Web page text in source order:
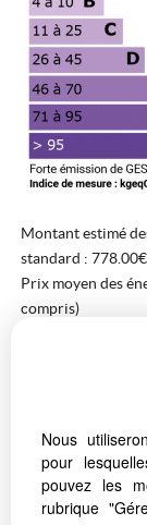
Montant estimé
standard : 778.00€
Prix moyen des
compris)
PRIX DE VENTE
Nous
pour
pouvez les
rubrique